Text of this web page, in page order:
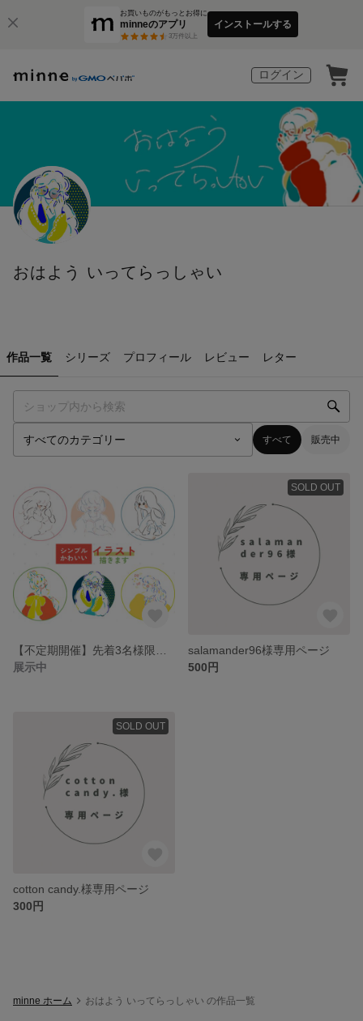
お買いものがもっとお得に
minneのアプリ
3万件以上
インストールする
ログイン
おはよう いってらっしゃい
作品一覧 シリーズ プロフィール レビュー レター
すべて 販売中
展示中
SOLD OUT
salamander96様専用ページ
500円
SOLD OUT
cotton candy.様専用ページ
300円
minne ホーム おはよう いってらっしゃい の作品一覧